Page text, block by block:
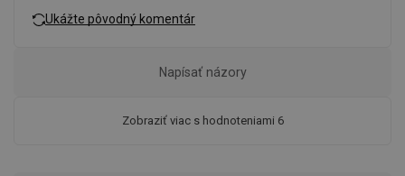
Ukážte pôvodný komentár
Zobraziť viac s hodnoteniami 6
Napísať názory